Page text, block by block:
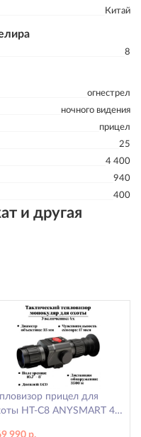
Китай
8
огнестрел
ночного видения
прицел
25
4 400
940
400
и другая
прицел для
HT-C8 ANYSMART 4х,
990 р.